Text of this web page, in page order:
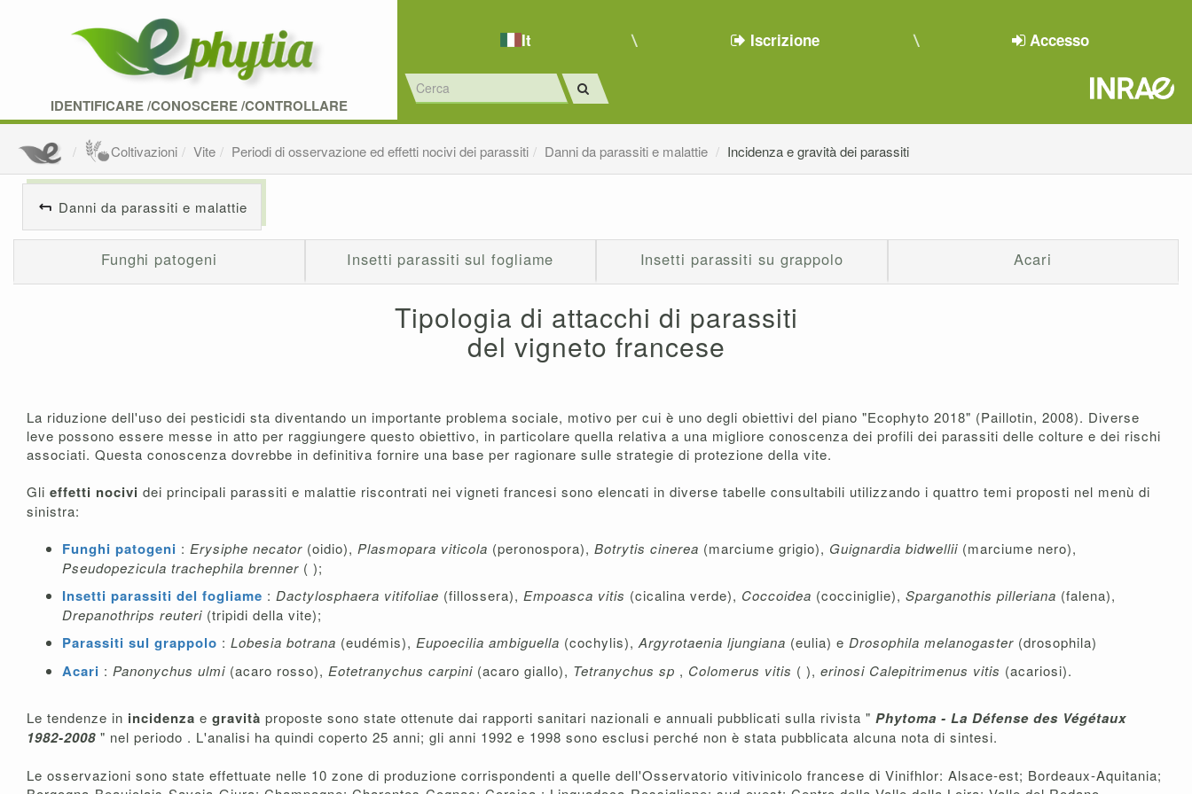
IDENTIFICARE /CONOSCERE /CONTROLLARE
It Iscrizione Accesso
Coltivazioni Vite Periodi di osservazione ed effetti nocivi dei parassiti Danni da parassiti e malattie Incidenza e gravità dei parassiti
Danni da parassiti e malattie
Funghi patogeni Insetti parassiti sul fogliame Insetti parassiti su grappolo Acari
Tipologia di attacchi di parassiti
del vigneto francese
La riduzione dell'uso dei pesticidi sta diventando un importante problema sociale, motivo per cui è uno degli obiettivi del piano "Ecophyto 2018" (Paillotin, 2008). Diverse
leve possono essere messe in atto per raggiungere questo obiettivo, in particolare quella relativa a una migliore conoscenza dei profili dei parassiti delle colture e dei rischi
associati. Questa conoscenza dovrebbe in definitiva fornire una base per ragionare sulle strategie di protezione della vite.
Gli effetti nocivi dei principali parassiti e malattie riscontrati nei vigneti francesi sono elencati in diverse tabelle consultabili utilizzando i quattro temi proposti nel menù di
sinistra:
Funghi patogeni : Erysiphe necator (oidio), Plasmopara viticola (peronospora), Botrytis cinerea (marciume grigio), Guignardia bidwellii (marciume nero),
Pseudopezicula trachephila brenner ( );
Insetti parassiti del fogliame : Dactylosphaera vitifoliae (fillossera), Empoasca vitis (cicalina verde), Coccoidea (cocciniglie), Sparganothis pilleriana (falena),
Drepanothrips reuteri (tripidi della vite);
Parassiti sul grappolo : Lobesia botrana (eudémis), Eupoecilia ambiguella (cochylis),Argyrotaenia ljungiana (eulia) e Drosophila melanogaster (drosophila)
Acari : Panonychus ulmi (acaro rosso), Eotetranychus carpini (acaro giallo), Tetranychus sp , Colomerus vitis ( ), erinosi Calepitrimenus vitis (acariosi).
Le tendenze in incidenza e gravità proposte sono state ottenute dai rapporti sanitari nazionali e annuali pubblicati sulla rivista " Phytoma - La Défense des Végétaux
1982-2008 " nel periodo . L'analisi ha quindi coperto 25 anni; gli anni 1992 e 1998 sono esclusi perché non è stata pubblicata alcuna nota di sintesi.
Le osservazioni sono state effettuate nelle 10 zone di produzione corrispondenti a quelle dell'Osservatorio vitivinicolo francese di Vinifhlor: Alsace-est; Bordeaux-Aquitania;